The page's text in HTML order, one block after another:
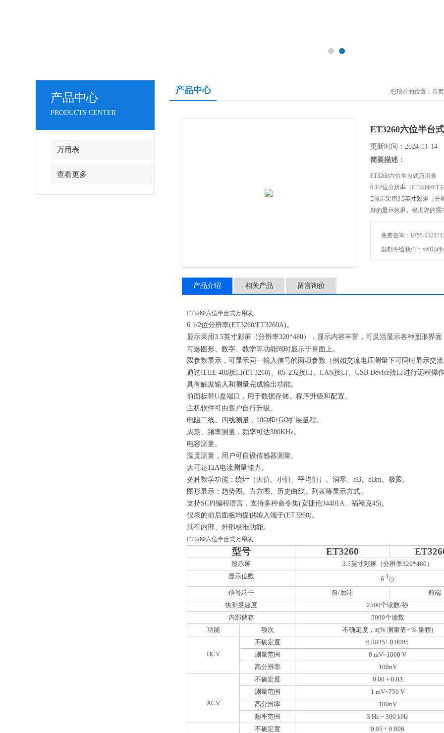
产品中心
PRODUCTS CENTER
万用表
查看更多
产品中心 您现在的位置： 首页
ET3260六位半台
更新时间：2024-11-14
简要描述：
ET3260六位半台式万用表
6 1/2位分辨率（ET3260/
显示采用3.5英寸彩屏（分
好的显示效果。根据您的
上。
双参数显示，可显示同
免费咨询：0755-
发邮件给我们：
产品介绍 相关产品 留言询价
ET3260六位半台式万用表
6 1/2位分辨率(ET3260/ET3260A)。
显示采用3.5英寸彩屏（分辨率320*480），显示内容丰富，可灵活显示各种图形界
可选图形、数字、数学等功能同时显示于界面上。
双参数显示，可显示同一输入信号的两项参数（例如交流电压测量下可同时显示交
通过IEEE 488接口(ET3260)、RS-232接口、LAN接口、USB Device接口进行远程操
具有触发输入和测量完成输出功能。
前面板带U盘端口，用于数据存储、程序升级和配置。
主机软件可由客户自行升级。
电阻二线、四线测量，10Ω和1GΩ扩展量程。
周期、频率测量，频率可达300KHz。
电容测量。
温度测量，用户可自设传感器测量。
大可达12A电流测量能力。
多种数学功能：统计（大值、小值、平均值）、消零、dB、dBm、极限。
图形显示：趋势图、直方图、历史曲线、列表等显示方式。
支持SCPI编程语言，支持多种命令集(安捷伦34401A、福禄克45)。
仪表的前后面板均提供输入端子(ET3260)。
具有内部、外部校准功能。
ET3260六位半台式万用表
型号 ET3260
显示屏
3.5英寸彩屏（分辨率320*480）
显示位数
6 1/2
信号端子
前/后端
前端
快测量速度
2500个读数/秒
内部储存
5000个读数
功能
项次 不确定度，±(% 测量值+ % 量程)
DCV
不确定度 0.0035+ 0.0005
测量范围
0 mV~1000 V
高分辨率
100nV
ACV
不确定度
0.06 + 0.03
测量范围
1 mV~750 V
高分辨率
100nV
频率范围
3 Hz ~ 300 kHz
不确定度 0.05 + 0.006